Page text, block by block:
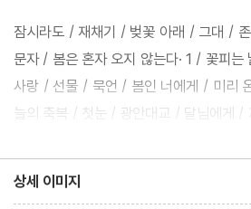
는지 모르고 가는 이들에게는 길동무가
이번 신작 시집은 여든을 맞이한 시인이
초가을까지 3년이 넘는 시간 동안 써 내
성되었다. 소박한 시어는 여전하여 다정
기도 했고, 지금도 자신을 위해 오르골을
계도 담겼다. 그런가 하면 시간 켜켜이
잠시라도 / 재채기 / 벚꽃 아래 / 그대 /
문자 / 봄은 혼자 오지 않는다· 1 / 꽃피
사랑 / 선물 / 묵언 / 봄인 너에게 / 미리
늘의 축복 / 첫눈 / 광안대교 / 달님에게 /
꽃 핀다 / 봄이 전화하게 했나 봐요 / 봄이
상세 이미지